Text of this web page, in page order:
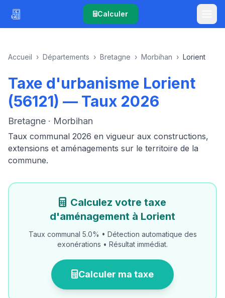
Calculer
Accueil › Départements › Bretagne › Morbihan › Lorient
Taxe d'urbanisme Lorient
(56121) — Taux 2026
Bretagne · Morbihan
Taux communal 2026 en vigueur aux constructions,
extensions et aménagements sur le territoire de la
commune.
Calculez votre taxe
d'aménagement à Lorient
Taux communal 5.0% • Détection automatique des
exonérations • Résultat immédiat.
Calculer ma taxe